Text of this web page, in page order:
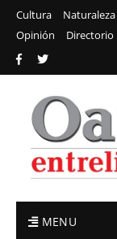
Cultura Naturaleza
Opinión
Directorio
MENU